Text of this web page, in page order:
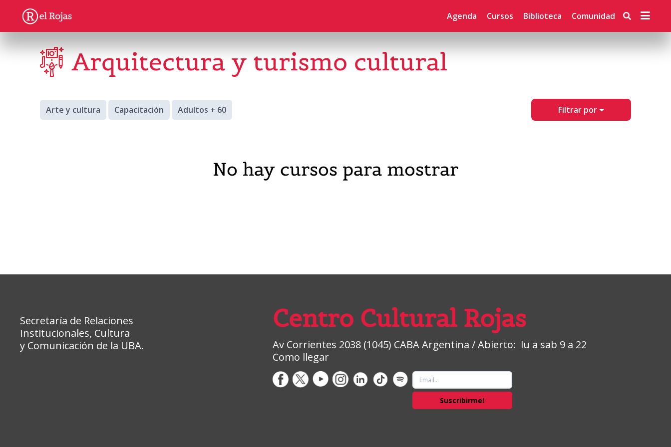
Agenda Cursos Biblioteca Comunidad
Arquitectura y turismo cultural
Arte y cultura Capacitación Adultos + 60 Filtrar por
No hay cursos para mostrar
Secretaría de Relaciones
Institucionales, Cultura
y Comunicación de la UBA.
Centro Cultural Rojas
Av Corrientes 2038 (1045) CABA Argentina / Abierto: lu a sab 9 a 22
Como llegar